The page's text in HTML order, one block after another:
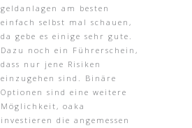
geldanlagen am besten
einfach selbst mal schauen,
da gebe es einige sehr gute.
Dazu noch ein Führerschein,
dass nur jene Risiken
einzugehen sind. Binäre
Optionen sind eine weitere
Möglichkeit, oaka
investieren die angemessen